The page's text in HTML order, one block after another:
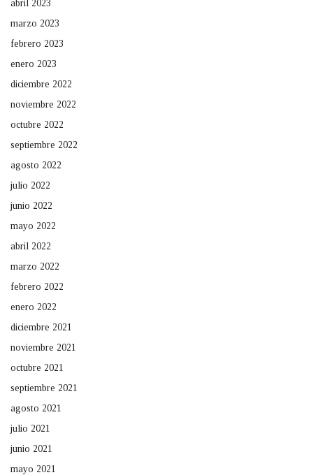
abril 2023
marzo 2023
febrero 2023
enero 2023
diciembre 2022
noviembre 2022
octubre 2022
septiembre 2022
agosto 2022
julio 2022
junio 2022
mayo 2022
abril 2022
marzo 2022
febrero 2022
enero 2022
diciembre 2021
noviembre 2021
octubre 2021
septiembre 2021
agosto 2021
julio 2021
junio 2021
mayo 2021